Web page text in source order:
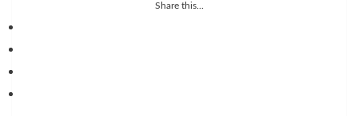
Share this...